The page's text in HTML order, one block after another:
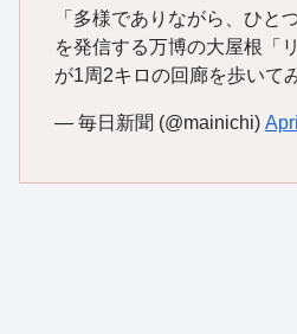
「多様でありながら、ひと
を発信する万博の大屋根「
が1周2キロの回廊を歩いて
— 毎日新聞 (@mainichi)